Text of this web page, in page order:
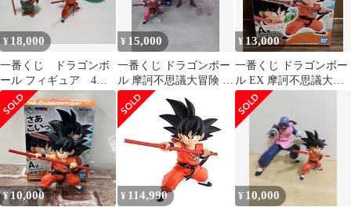
¥ 18,000
一番くじ ドラゴンボ
ール フィギュア 4体
セット
¥ 15,000
一番くじ ドラゴンボー
ル 摩訶不思議大冒険 A
賞 孫悟空 B賞 ピッコロ
大魔王
¥13,000
一番くじ ドラゴンボー
ル EX 摩訶不思議大冒
険 A賞 孫悟空
¥10,000 ¥ 114,990 ¥ 10,000